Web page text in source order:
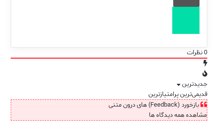
0نظرات
جدیدترین
قدیمی‌ترینپرامتیازترین
بازخورد (Feedback) های درون متنی
مشاهده همه دیدگاه ها